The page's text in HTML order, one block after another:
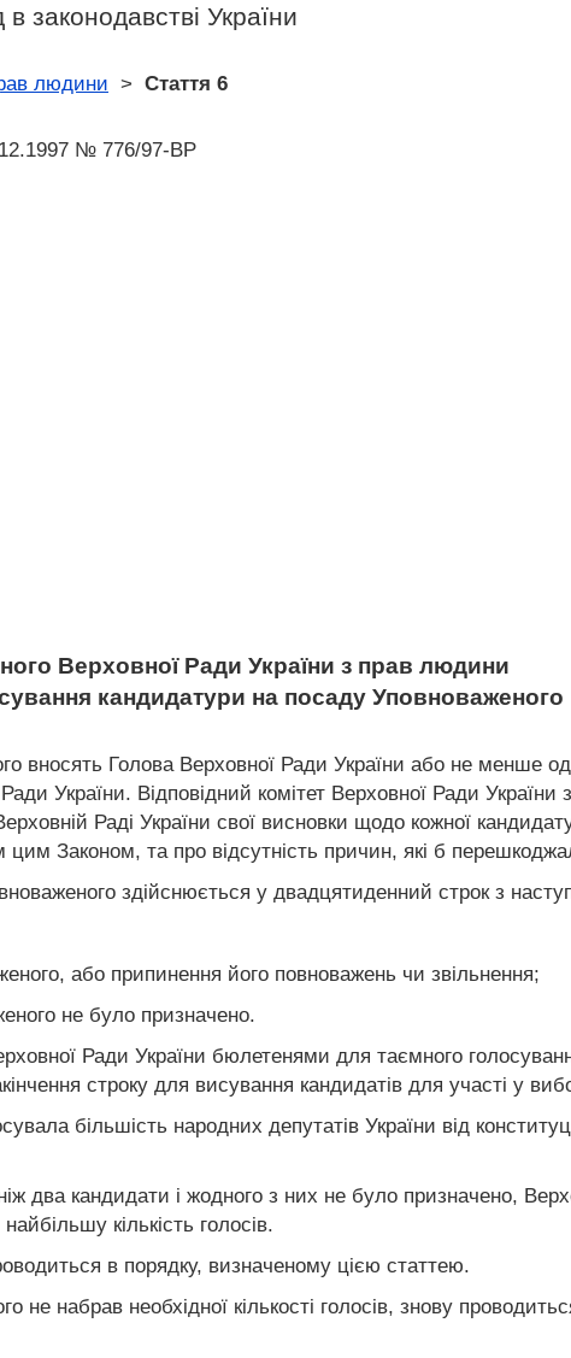
в законодавстві України
людини > Стаття 6
№ 776/97-ВР
Верховної Ради України з прав людини
кандидатури на посаду Уповноваженого
вносять Голова Верховної Ради України або не менше
України. Відповідний комітет Верховної Ради України
Раді України свої висновки щодо кожної
цим Законом, та про відсутність причин, які б
здійснюється у двадцятиденний строк з
або припинення його повноважень чи звільнення;
не було призначено.
Ради України бюлетенями для таємного
строку для висування кандидатів для участі у
більшість народних депутатів України від
два кандидати і жодного з них не було призначено,
кількість голосів.
в порядку, визначеному цією статтею.
не набрав необхідної кількості голосів, знову